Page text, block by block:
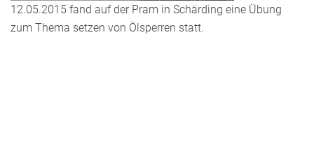
12.05.2015 fand auf der Pram in Schärding eine Übung
zum Thema setzen von Ölsperren statt.